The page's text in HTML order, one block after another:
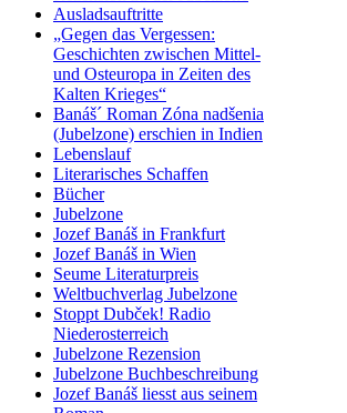
Ausladsauftritte
„Gegen das Vergessen:
Geschichten zwischen Mittel-
und Osteuropa in Zeiten des
Kalten Krieges“
Banáš´ Roman Zóna nadšenia
(Jubelzone) erschien in Indien
Lebenslauf
Literarisches Schaffen
Bücher
Jubelzone
Jozef Banáš in Frankfurt
Jozef Banáš in Wien
Seume Literaturpreis
Weltbuchverlag Jubelzone
Stoppt Dubček! Radio
Niederosterreich
Jubelzone Rezension
Jubelzone Buchbeschreibung
Jozef Banáš liesst aus seinem